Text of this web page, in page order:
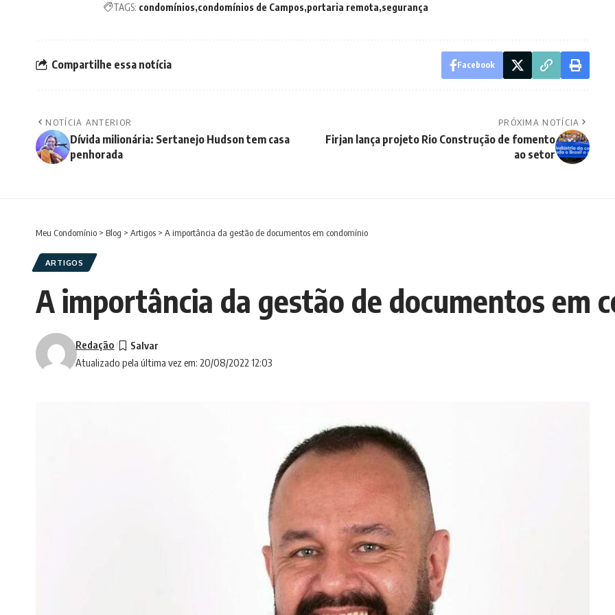
TAGS: condomínios condomínios de Campos portaria remota segurança
Compartilhe essa notícia Facebook
NOTÍCIA ANTERIOR
Dívida milionária: Sertanejo Hudson tem casa
penhorada
PRÓXIMA NOTÍCIA
Firjan lança projeto Rio Construção de fomento
ao setor
Meu Condomínio > Blog > Artigos > A importância da gestão de documentos em condomínio
ARTIGOS
A importância da gestão de documentos em
Atualizado pela última vez em: 20/08/2022 12:03
Redação